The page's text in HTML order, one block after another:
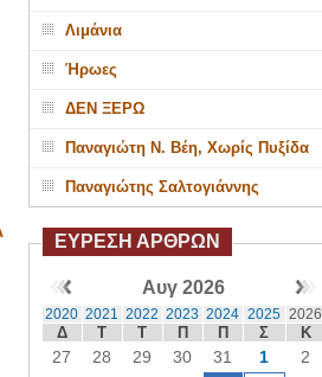
Λιμάνια
Ήρωες
ΔΕΝ ΞΕΡΩ
Παναγιώτη Ν. Βέη, Χωρίς Πυξίδα
Παναγιώτης Σαλτογιάννης
ΕΥΡΕΣΗ ΑΡΘΡΩΝ
Αυγ 2026
2020 2021 2022 2023 2024 2025 2026
Δ Τ Τ Π Π Σ Κ
27 28 29 30 31 1
2